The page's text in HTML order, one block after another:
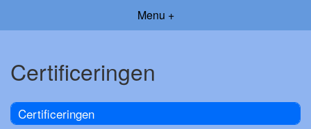
Menu +
Certificeringen
Certificeringen